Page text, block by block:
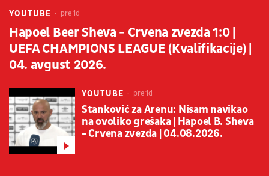
YOUTUBE pre 1d
Hapoel Beer Sheva - Crvena zvezda 1:0 |
UEFA CHAMPIONS LEAGUE (Kvalifikacije) |
04. avgust 2026.
YOUTUBE pre 1d
Stanković za Arenu: Nisam navikao
na ovoliko grešaka | Hapoel B. Sheva
- Crvena zvezda | 04.08.2026.